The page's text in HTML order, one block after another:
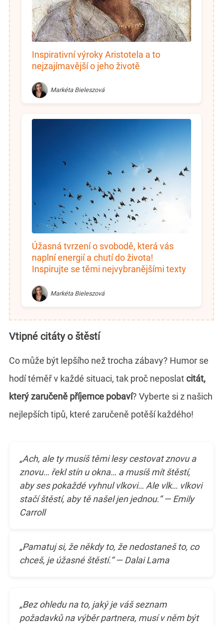
Inspirativní výroky Aristotela a to
nejzajímavější o jeho životě
Markéta Bieleszová
Úžasná tvrzení o svobodě, která vás
naplní energií a chutí do života!
Inspirujte se těmi nejvybranějšími texty
Markéta Bieleszová
Vtipné citáty o štěstí
Co může být lepšího než trocha zábavy? Humor se
hodí téměř v každé situaci, tak proč neposlatcitát,
který zaručeně příjemce pobaví? Vyberte si z našich
nejlepších tipů, které zaručeně potěší každého!
„Ach, ale ty musíš těmi lesy cestovat znovu a
znovu… řekl stín u okna… a musíš mít štěstí,
aby ses pokaždé vyhnul vlkovi… Ale vlk… vlkovi
stačí štěstí, aby tě našel jen jednou.“ — Emily
Carroll
„Pamatuj si, že někdy to, že nedostaneš to, co
chceš, je úžasné štěstí.“ — Dalai Lama
„Bez ohledu na to, jaký je váš seznam
požadavků na výběr partnera, musí v něm být